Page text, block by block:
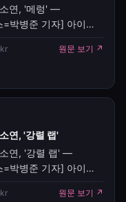
자신과 달리
인 정범균을 각각
다. 김영희는 정범균과
긴 서운했던
연, '메렁' —
박병준 기자] 아이들
'We made' 발매 기념
후, 서울 광진구
에게 강하게 끌리는
그린 곡이다. 이외에
'Crow',
홍콩 카이탁
원문 보기 ↗
연, '강렬 랩'
연, '강렬 랩' —
박병준 기자] 아이들
'We made' 발매 기념
후, 서울 광진구원문 보기 ↗